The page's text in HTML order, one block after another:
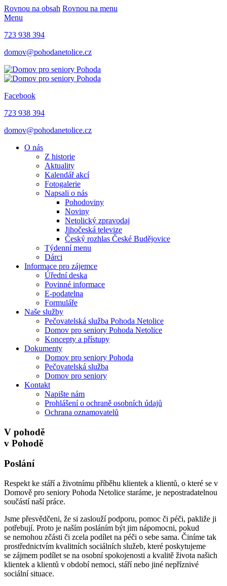
Rovnou na obsah Rovnou na menu
Menu
723 938 394
domov@pohodanetolice.cz
Facebook
723 938 394
domov@pohodanetolice.cz
O nás
Z historie
Aktuality
Kalendář akcí
Fotogalerie
Napsali o nás
Pohodoviny
Noviny
Netolický zpravodaj
Jihočeská televize
Český rozhlas České Budějovice
Týdenní menu
Dárci
Informace pro zájemce
Úřední deska
Povinné informace
E-podatelna
Formuláře
Naše služby
Pečovatelská služba Pohoda Netolice
Domov pro seniory Pohoda Netolice
Koncepty a přístupy
Dokumenty
Domov pro seniory Pohoda
Pečovatelská služba
Domov pro seniory
Kontakt
Napište nám
Prohlášení o ochraně osobních údajů
Ochrana oznamovatelů
V pohodě
v Pohodě
Poslání
Respekt ke stáří a životnímu příběhu klientek a klientů, o které se v
Domově pro seniory Pohoda Netolice staráme, je nepostradatelnou
součástí naší práce.
Jsme přesvědčeni, že si zaslouží podporu, pomoc či péči, pakliže ji
potřebují. Proto je naším posláním být jim nápomocni, pokud
se nemohou zčásti či zcela podílet na péči o sebe sama. Činíme tak
prostřednictvím kvalitních sociálních služeb, které poskytujeme
se zájmem podílet se na osobní spokojenosti a kvalitě života našich
klientek a klientů v období nemoci, stáří nebo jiné nepříznivé
sociální situace.